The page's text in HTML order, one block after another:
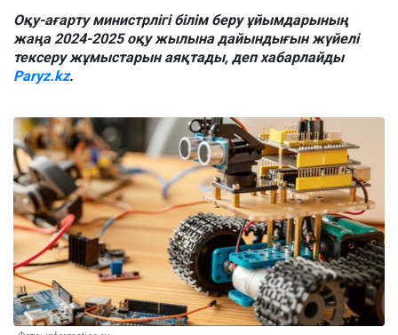
Оқу-ағарту министрлігі білім беру ұйымдарының
жаңа 2024-2025 оқу жылына дайындығын жүйелі
тексеру жұмыстарын аяқтады, деп хабарлайды
Paryz.kz.